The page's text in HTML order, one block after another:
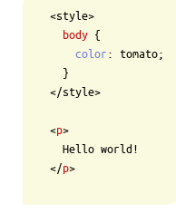
<style>
body {
color : tomato;
</style>
<p>
</p